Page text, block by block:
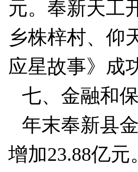
元。奉新天工
乡株梓村、仰
应星故事》成
七、金融和
年末奉新县
增加23.88亿